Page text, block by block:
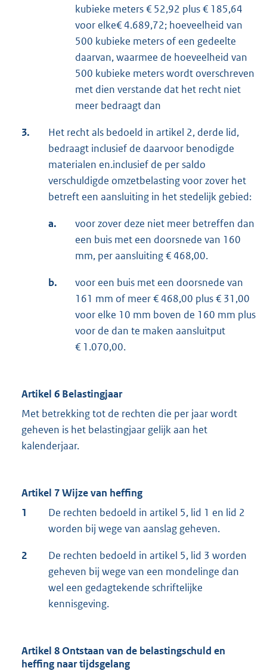
kubieke meters € 52,92 plus € 185,64
voor elke€ 4.689,72; hoeveelheid van
500 kubieke meters of een gedeelte
daarvan, waarmee de hoeveelheid van
500 kubieke meters wordt overschreven
met dien verstande dat het recht niet
meer bedraagt dan
3.
Het recht als bedoeld in artikel 2, derde lid,
bedraagt inclusief de daarvoor benodigde
materialen en.inclusief de per saldo
verschuldigde omzetbelasting voor zover het
betreft een aansluiting in het stedelijk gebied:
a.
voor zover deze niet meer betreffen dan
een buis met een doorsnede van 160
mm, per aansluiting € 468,00.
b.
voor een buis met een doorsnede van
161 mm of meer € 468,00 plus € 31,00
voor elke 10 mm boven de 160 mm plus
voor de dan te maken aansluitput
€ 1.070,00.
Artikel 6 Belastingjaar
Met betrekking tot de rechten die per jaar wordt
geheven is het belastingjaar gelijk aan het
kalenderjaar.
Artikel 7 Wijze van heffing
1
De rechten bedoeld in artikel 5, lid 1 en lid 2
worden bij wege van aanslag geheven.
2
De rechten bedoeld in artikel 5, lid 3 worden
geheven bij wege van een mondelinge dan
wel een gedagtekende schriftelijke
kennisgeving.
Artikel 8 Ontstaan van de belastingschuld en
heffing naar tijdsgelang